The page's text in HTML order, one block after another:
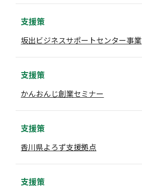
支援策
坂出ビジネスサポートセンター事業
支援策
かんおんじ創業セミナー
支援策
香川県よろず支援拠点
支援策